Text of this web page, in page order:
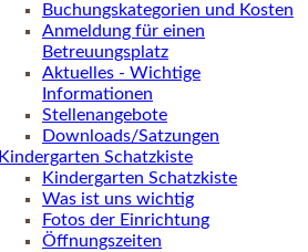
Buchungskategorien und Kosten
Anmeldung für einen
Betreuungsplatz
Aktuelles - Wichtige
Informationen
Stellenangebote
Downloads/Satzungen
Kindergarten Schatzkiste
Kindergarten Schatzkiste
Was ist uns wichtig
Fotos der Einrichtung
Öffnungszeiten